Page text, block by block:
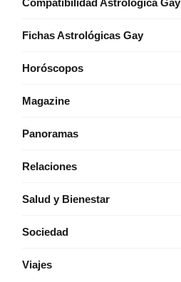
Compatibilidad Astrológica Gay
Fichas Astrológicas Gay
Horóscopos
Magazine
Panoramas
Relaciones
Salud y Bienestar
Sociedad
Viajes